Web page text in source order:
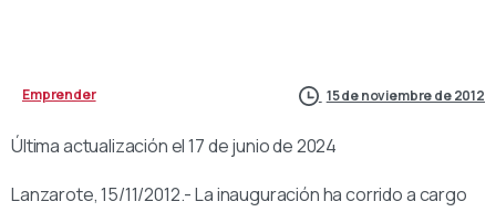
Emprender 15 de noviembre de 2012
Última actualización el 17 de junio de 2024
Lanzarote, 15/11/2012.- La inauguración ha corrido a cargo